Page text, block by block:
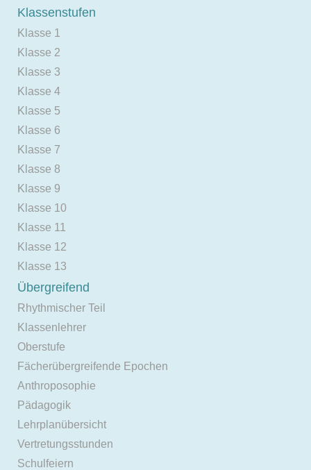
Klassenstufen
Klasse 1
Klasse 2
Klasse 3
Klasse 4
Klasse 5
Klasse 6
Klasse 7
Klasse 8
Klasse 9
Klasse 10
Klasse 11
Klasse 12
Klasse 13
Übergreifend
Rhythmischer Teil
Klassenlehrer
Oberstufe
Fächerübergreifende Epochen
Anthroposophie
Pädagogik
Lehrplanübersicht
Vertretungsstunden
Schulfeiern